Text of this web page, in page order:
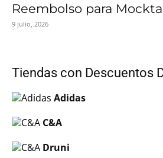
Reembolso para
9 julio, 2026
Tiendas con Descuentos
Adidas
C&A
Druni